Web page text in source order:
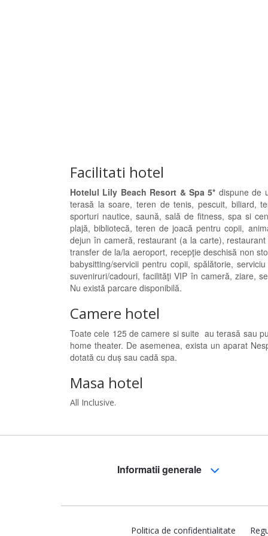
Facilitati hotel
Hotelul Lily Beach Resort & Spa 5* dispune de
terasă la soare, teren de tenis, pescuit, biliard,
sporturi nautice, saună, sală de fitness, spa si
plajă, bibliotecă, teren de joacă pentru copii,
dejun în cameră, restaurant (a la carte),
transfer de la/la aeroport, recepţie deschisă non
babysitting/servicii pentru copii, spălătorie,
suveniruri/cadouri, facilităţi VIP în cameră, ziare,
Nu există parcare disponibilă.
Camere hotel
Toate cele 125 de camere si suite au terasă sau
home theater. De asemenea, exista un aparat
dotată cu duș sau cadă spa.
Masa hotel
All Inclusive.
Informatii generale
Politica de confidentialitate